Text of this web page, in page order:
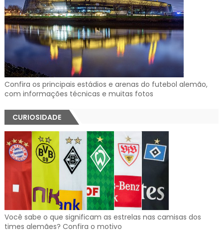
Confira os principais estádios e arenas do futebol alemão,
com informações técnicas e muitas fotos
CURIOSIDADE
Você sabe o que significam as estrelas nas camisas dos
times alemães? Confira o motivo